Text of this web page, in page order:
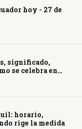
hoy - 27 de
significado,
se celebra en
horario,
rige la medida